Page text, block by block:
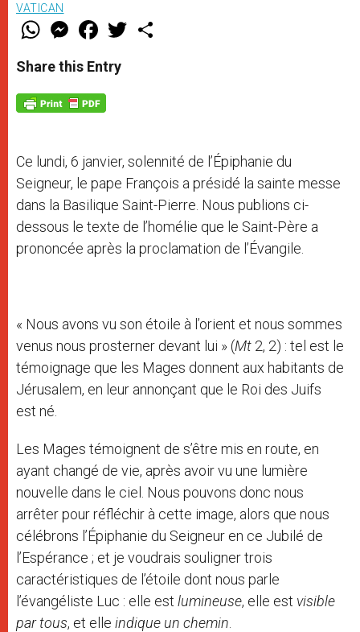
VATICAN
W
t
s
p
p
M
e
s
e
g
e
F
a
e
b
o
k
w
Share this Entry
Ce lundi, 6 janvier, solennité de l’Épiphanie du
Seigneur, le pape François a présidé la sainte messe
dans la Basilique Saint-Pierre. Nous publions ci-
dessous le texte de l’homélie que le Saint-Père a
prononcée après la proclamation de l’Évangile.
« Nous avons vu son étoile à l’orient et nous sommes
venus nous prosterner devant lui » (Mt 2, 2) : tel est le
témoignage que les Mages donnent aux habitants de
Jérusalem, en leur annonçant que le Roi des Juifs
est né.
Les Mages témoignent de s’être mis en route, en
ayant changé de vie, après avoir vu une lumière
nouvelle dans le ciel. Nous pouvons donc nous
arrêter pour réfléchir à cette image, alors que nous
célébrons l’Épiphanie du Seigneur en ce Jubilé de
l’Espérance ; et je voudrais souligner trois
caractéristiques de l’étoile dont nous parle
l’évangéliste Luc : elle est lumineuse, elle est visible
par tous, et elle indique un chemin